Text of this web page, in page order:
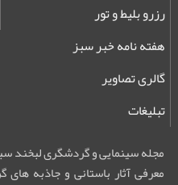
رزرو بلیط و تور
هفته نامه خبر سبز
گالری تصاویر
تبلیغات
مجله سینمایی و گردشگری لبخند
معرفی آثار باستانی و جاذبه های